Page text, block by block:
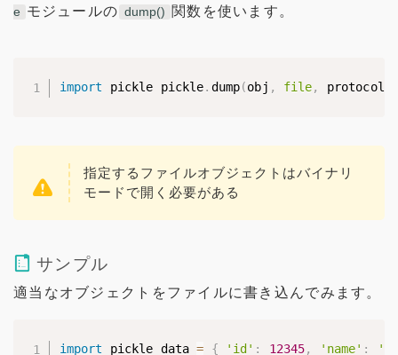
e モジュールの dump() 関数を使います。
import pickle pickle. dump(obj , file, protocol
指定するファイルオブジェクトはバイナリ
モードで開く必要がある
サンプル
適当なオブジェクトをファイルに書き込んでみます。
import pickle data = { 'id' : 12345, 'name' : '